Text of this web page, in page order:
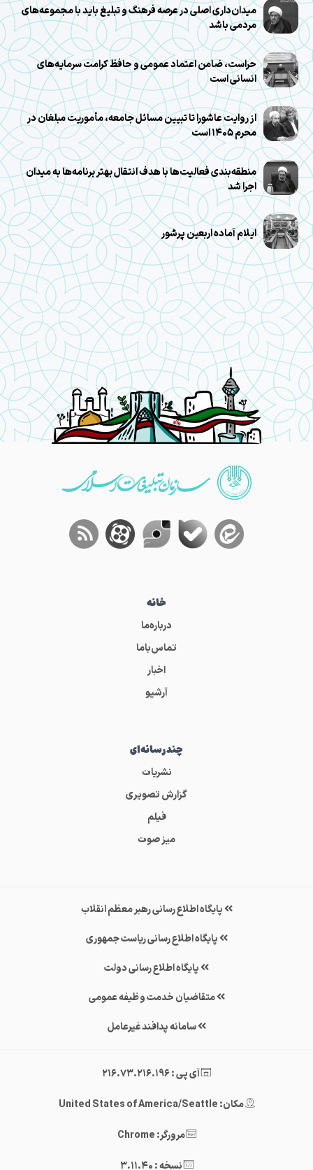
میدان‌داری اصلی در عرصه فرهنگ و تبلیغ باید با مجموعه‌های
مردمی باشد
حراست، ضامن اعتماد عمومی و حافظ کرامت سرمایه‌های
انسانی است
از روایت عاشورا تا تبیین مسائل جامعه، مأموریت مبلغان در
محرم ۱۴۰۵ است
منطقه‌بندی فعالیت‌ها با هدف انتقال بهتر برنامه‌ها به میدان
اجرا شد
ایلام آماده اربعین پرشور
خانه
درباره‌ما
تماس‌باما
اخبار
آرشیو
چندرسانه‌ای
نشریات
گزارش تصویری
فیلم
میز صوت
پایگاه اطلاع رسانی رهبر معظم انقلاب
پایگاه اطلاع رسانی ریاست جمهوری
پایگاه اطلاع رسانی دولت
متقاضیان خدمت وظیفه عمومی
سامانه پدافند غیرعامل
آی پی : 216.73.216.196
مکان: United States of America/Seattle
مرورگر: Chrome
نسخه : 3.11.40